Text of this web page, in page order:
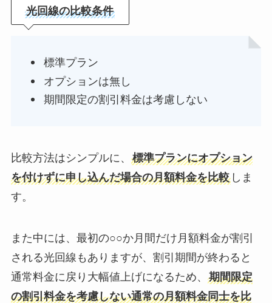
光回線の比較条件
標準プラン
オプションは無し
期間限定の割引料金は考慮しない
比較方法はシンプルに、 標準プランにオプション
を付けずに申し込んだ場合の月額料金を比較しま
す。
また中には、最初の○○か月間だけ月額料金が割引
される光回線もありますが、割引期間が終わると
通常料金に戻り大幅値上げになるため、 期間限定
の割引料金を考慮しない通常の月額料金同士を比